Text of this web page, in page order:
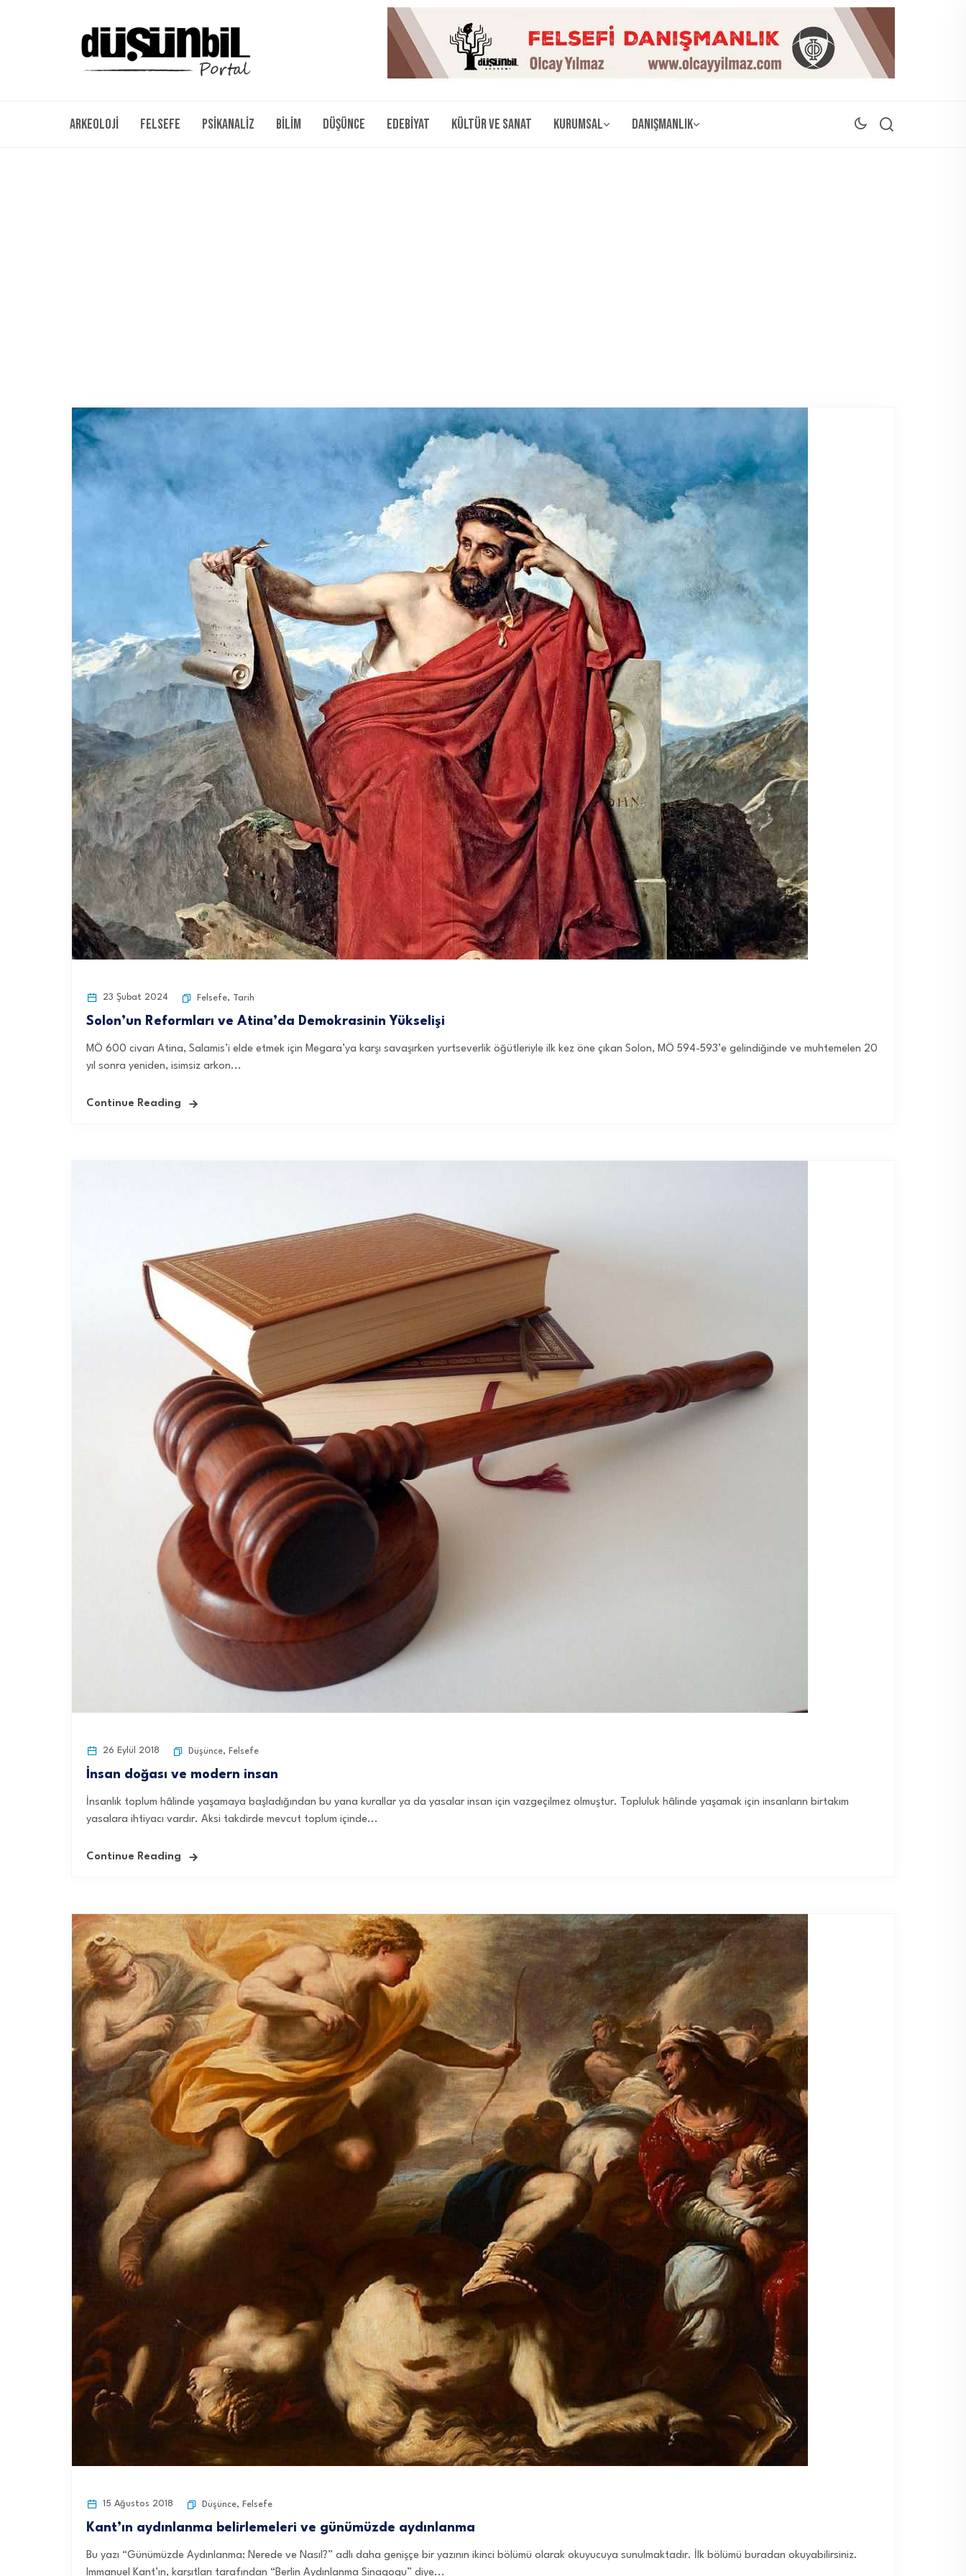
Arkeoloji Felsefe Psikanaliz Bilim Düşünce Edebiyat Kültür ve Sanat Kurumsal Danışmanlık
23 Şubat 2024 Felsefe, Tarih
Solon’un Reformları ve Atina’da Demokrasinin Yükselişi
MÖ 600 civarı Atina, Salamis’i elde etmek için Megara’ya karşı savaşırken yurtseverlik öğütleriyle ilk kez öne çıkan Solon, MÖ 594-593’e gelindiğinde ve muhtemelen 20
yıl sonra yeniden, isimsiz arkon...
Continue Reading
26 Eylül 2018 Düşünce, Felsefe
İnsan doğası ve modern insan
İnsanlık toplum hâlinde yaşamaya başladığından bu yana kurallar ya da yasalar insan için vazgeçilmez olmuştur. Topluluk hâlinde yaşamak için insanların birtakım
yasalara ihtiyacı vardır. Aksi takdirde mevcut toplum içinde...
Continue Reading
15 Ağustos 2018 Düşünce, Felsefe
Kant’ın aydınlanma belirlemeleri ve günümüzde aydınlanma
Bu yazı “Günümüzde Aydınlanma: Nerede ve Nasıl?” adlı daha genişçe bir yazının ikinci bölümü olarak okuyucuya sunulmaktadır. İlk bölümü buradan okuyabilirsiniz.
Immanuel Kant’ın, karşıtları tarafından “Berlin Aydınlanma Sinagogu” diye...